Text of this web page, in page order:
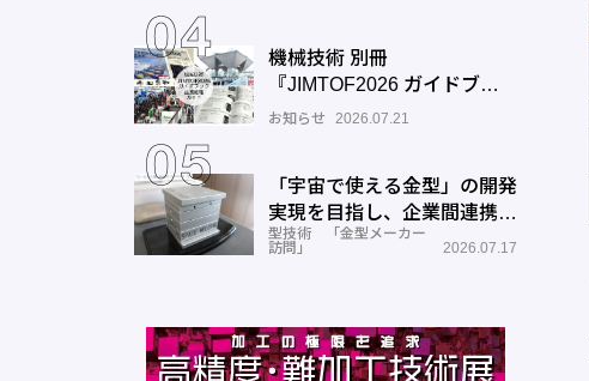
機械技術 別冊
『JIMTOF2026 ガイドブッ
ク』出展機種ガイドご入力の
お知らせ 2026.07.21
「宇宙で使える金型」の開発
実現を目指し、企業間連携を
推進―ワールド工業
型技術 「金型メーカー
訪問」
2026.07.17